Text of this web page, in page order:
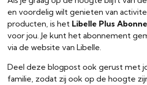
en voordelig wilt genieten van
producten, is het Libelle Plus
voor jou. Je kunt het abonnement
via de website van Libelle.
Deel deze blogpost ook gerust met
familie, zodat zij ook op de hoogte